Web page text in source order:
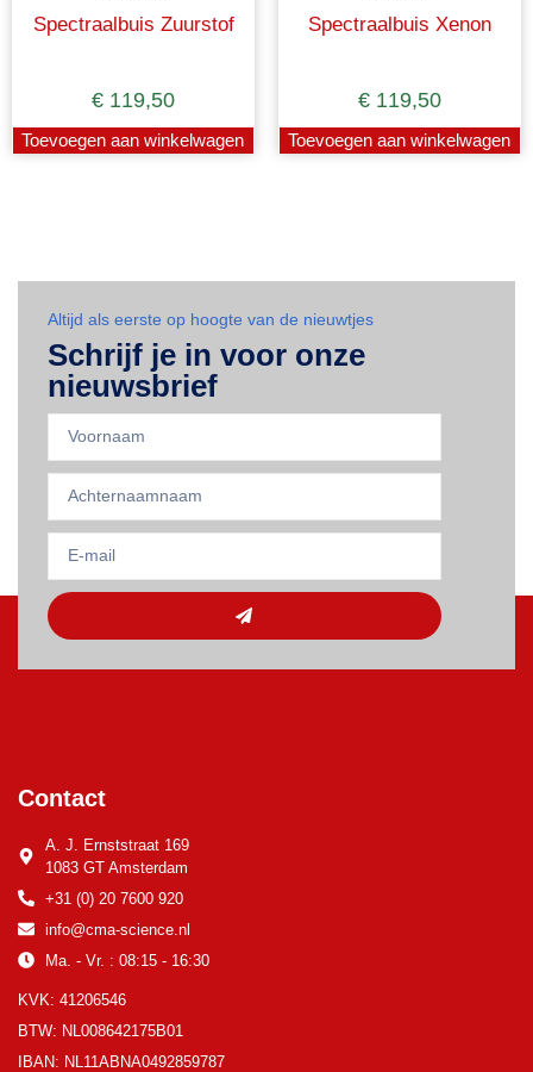
Spectraalbuis Zuurstof
€ 119,50
Toevoegen aan winkelwagen
Spectraalbuis Xenon
€ 119,50
Toevoegen aan winkelwagen
Altijd als eerste op hoogte van de nieuwtjes
Schrijf je in voor onze
nieuwsbrief
Contact
A. J. Ernststraat 169
1083 GT Amsterdam
+31 (0) 20 7600 920
info@cma-science.nl
Ma. - Vr. : 08:15 - 16:30
KVK: 41206546
BTW: NL008642175B01
IBAN: NL11ABNA0492859787